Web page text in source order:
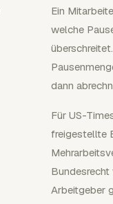
Ein
welche
dann
Für US-
freigestellte
Bundesrecht
Arbeitgeber